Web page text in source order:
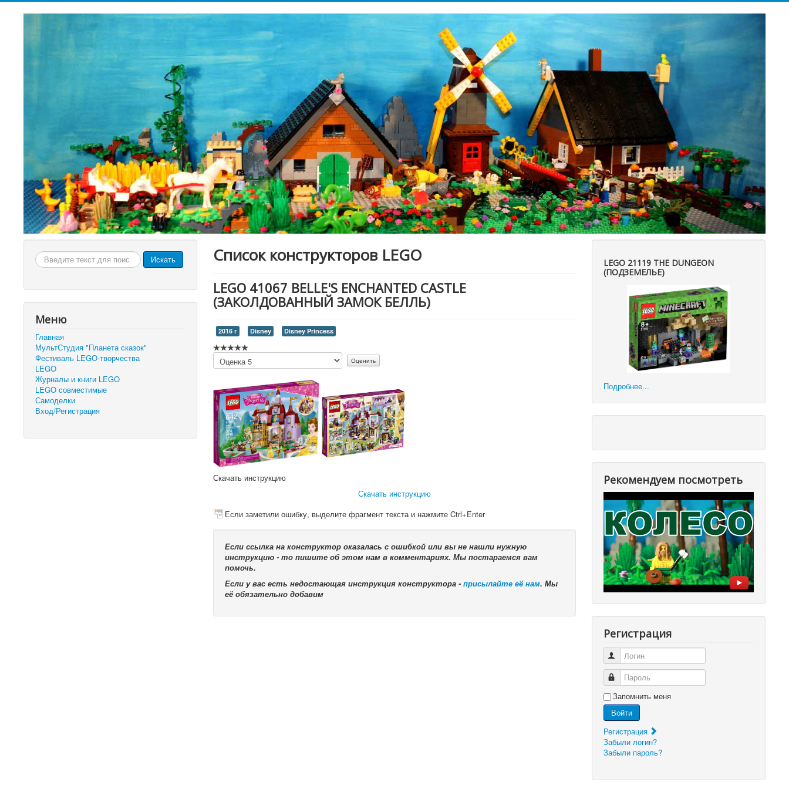
Искать... Искать
Меню
Главная
МультСтудия "Планета сказок"
Фестиваль LEGO-творчества
LEGO
Журналы и книги LEGO
LEGO совместимые
Самоделки
Вход/Регистрация
Список конструкторов LEGO
LEGO 41067 BELLE'S ENCHANTED CASTLE
(ЗАКОЛДОВАННЫЙ ЗАМОК БЕЛЛЬ)
2016 г Disney Disney Princess
Пожалуйста,
оцените
Скачать инструкцию
Скачать инструкцию
Если заметили ошибку, выделите фрагмент текста и нажмите Ctrl+Enter
Если ссылка на конструктор оказалась с ошибкой или вы не нашли нужную
инструкцию - то пишите об этом нам в комментариях. Мы постараемся вам
помочь.
Если у вас есть недостающая инструкция конструктора -присылайте её нам. Мы
её обязательно добавим
LEGO 21119 THE DUNGEON
(ПОДЗЕМЕЛЬЕ)
Подробнее...
Рекомендуем посмотреть
Регистрация
Логин
Пароль
Запомнить меня
Войти
Регистрация
Забыли логин?
Забыли пароль?